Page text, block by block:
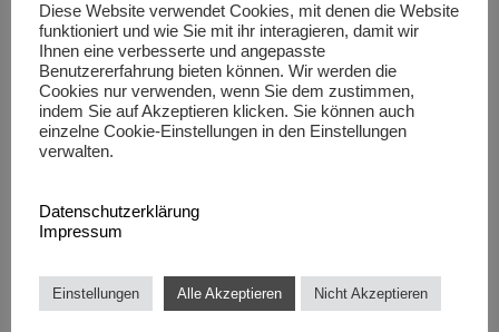
Diese Website verwendet Cookies, mit denen die Website
funktioniert und wie Sie mit ihr interagieren, damit wir
Ihnen eine verbesserte und angepasste
Benutzererfahrung bieten können. Wir werden die
Cookies nur verwenden, wenn Sie dem zustimmen,
indem Sie auf Akzeptieren klicken. Sie können auch
einzelne Cookie-Einstellungen in den Einstellungen
verwalten.
Datenschutzerklärung
Impressum
Einstellungen Alle Akzeptieren Nicht Akzeptieren